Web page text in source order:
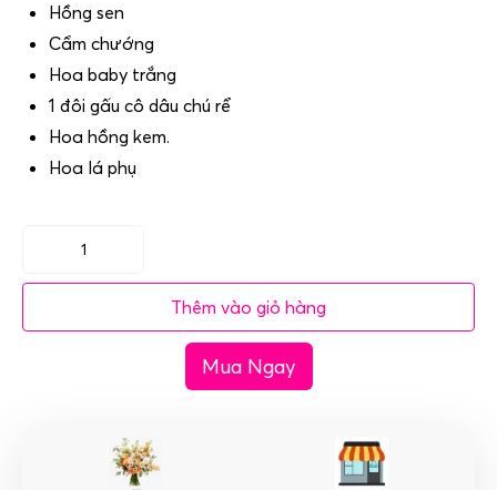
Hồng sen
Cẩm chướng
Hoa baby trắng
1 đôi gấu cô dâu chú rể
Hoa hồng kem.
Hoa lá phụ
(SET16)
Hoa
Chung
Thêm vào giỏ hàng
Mua Ngay